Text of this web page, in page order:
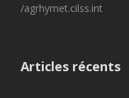
/agrhymet.cilss.int
Articles récents